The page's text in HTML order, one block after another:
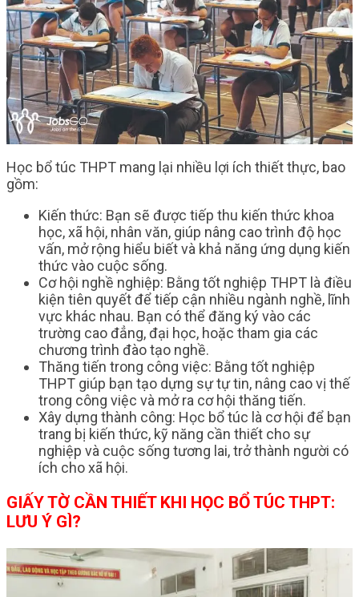
Học bổ túc THPT mang lại nhiều lợi ích thiết thực, bao
gồm:
Kiến thức: Bạn sẽ được tiếp thu kiến thức khoa
học, xã hội, nhân văn, giúp nâng cao trình độ học
vấn, mở rộng hiểu biết và khả năng ứng dụng kiến
thức vào cuộc sống.
Cơ hội nghề nghiệp: Bằng tốt nghiệp THPT là điều
kiện tiên quyết để tiếp cận nhiều ngành nghề, lĩnh
vực khác nhau. Bạn có thể đăng ký vào các
trường cao đẳng, đại học, hoặc tham gia các
chương trình đào tạo nghề.
Thăng tiến trong công việc: Bằng tốt nghiệp
THPT giúp bạn tạo dựng sự tự tin, nâng cao vị thế
trong công việc và mở ra cơ hội thăng tiến.
Xây dựng thành công: Học bổ túc là cơ hội để bạn
trang bị kiến thức, kỹ năng cần thiết cho sự
nghiệp và cuộc sống tương lai, trở thành người có
ích cho xã hội.
GIẤY TỜ CẦN THIẾT KHI HỌC BỔ TÚC THPT:
LƯU Ý GÌ?